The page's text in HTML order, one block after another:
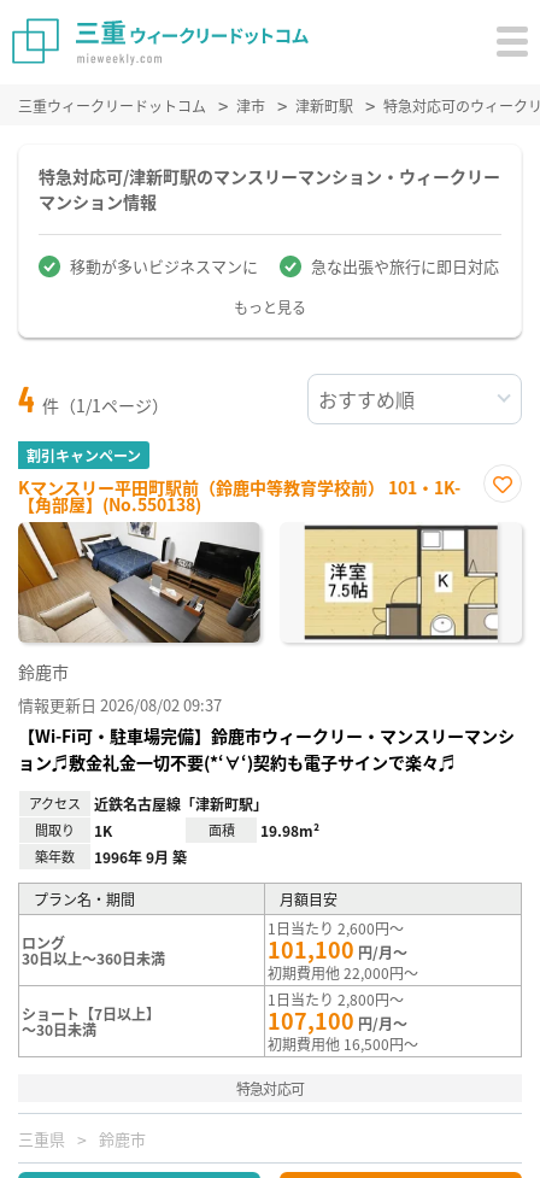
三重ウィークリードットコム 津市 津新町駅 特急対応可のウィーク
特急対応可/津新町駅のマンスリーマンション・ウィークリー
マンション情報
移動が多いビジネスマンに 急な出張や旅行に即日対応
もっと見る
4 件（1/1ページ）
割引キャンペーン
Kマンスリー平田町駅前（鈴鹿中等教育学校前） 101・1K-
【角部屋】(No.550138)
に入
鈴鹿市
情報更新日 2026/08/02 09:37
【Wi-Fi可・駐車場完備】鈴鹿市ウィークリー・マンスリーマンシ
ョン♬敷金礼金一切不要(*‘∀‘)契約も電子サインで楽々♬
アクセス 近鉄名古屋線「津新町駅」
間取り 1K 面積 19.98m²
築年数 1996年 9月 築
プラン名・期間 月額目安
ロング
30日以上～360日未満
1日当たり 2,600円～
101,100 円/月～
初期費用他 22,000円～
ショート【7日以上】
～30日未満
1日当たり 2,800円～
107,100 円/月～
初期費用他 16,500円～
特急対応可
三重県 鈴鹿市